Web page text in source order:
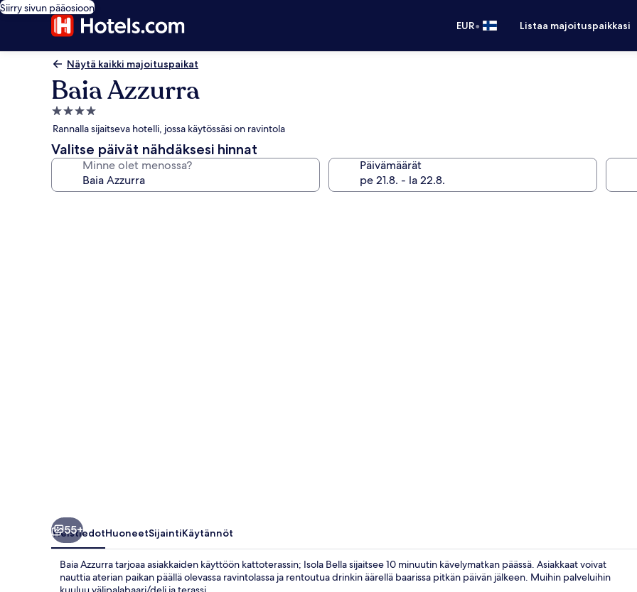
Siirry sivun pääosioon
EUR• Listaa majoituspaikkasi
Näytä kaikki majoituspaikat
Baia Azzurra
4.0
tähden
majoituspaikka
Rannalla sijaitseva hotelli, jossa käytössäsi on ravintola
Valitse päivät nähdäksesi hinnat
Minne olet menossa? Päivämäärät
55+
YleistiedotHuoneetSijaintiKäytännöt
Baia Azzurra tarjoaa asiakkaiden käyttöön kattoterassin; Isola Bella sijaitsee 10 minuutin kävelymatkan päässä. Asiakkaat voivat
nauttia aterian paikan päällä olevassa ravintolassa ja rentoutua drinkin äärellä baarissa pitkän päivän jälkeen. Muihin palveluihin